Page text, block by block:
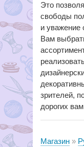
Это
свободы
и
Вам
зрителей,
дорогих
Магазин